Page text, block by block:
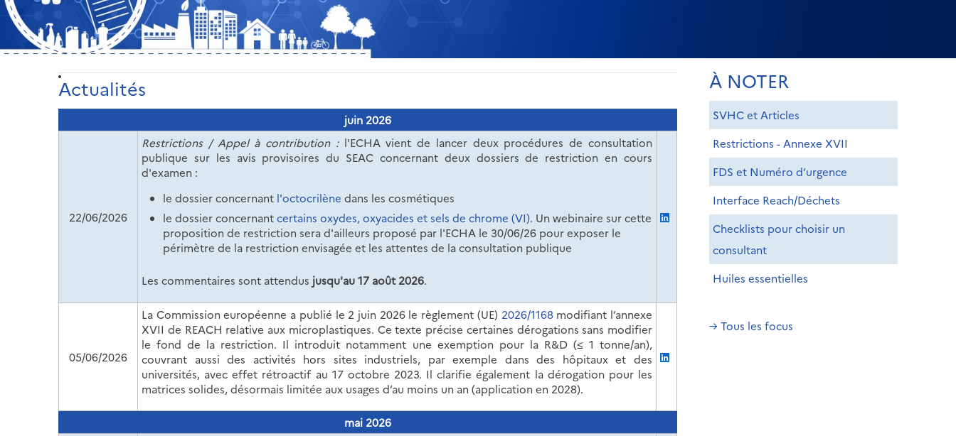
Actualités
juin 2026
22/06/2026
Restrictions / Appel à contribution : l'ECHA vient de lancer deux procédures de consultation
publique sur les avis provisoires du SEAC concernant deux dossiers de restriction en cours
d'examen :
le dossier concernant l'octocrilène dans les cosmétiques
le dossier concernantcertains oxydes, oxyacides et sels de chrome (VI). Un webinaire sur cette
proposition de restriction sera d'ailleurs proposé par l'ECHA le 30/06/26 pour exposer le
périmètre de la restriction envisagée et les attentes de la consultation publique
Les commentaires sont attendus jusqu'au 17 août 2026.
05/06/2026
La Commission européenne a publié le 2 juin 2026 le règlement (UE) 2026/1168modifiant l’annexe
XVII de REACH relative aux microplastiques. Ce texte précise certaines dérogations sans modifier
le fond de la restriction. Il introduit notamment une exemption pour la R&D (≤ 1 tonne/an),
couvrant aussi des activités hors sites industriels, par exemple dans des hôpitaux et des
universités, avec effet rétroactif au 17 octobre 2023. Il clarifie également la dérogation pour les
matrices solides, désormais limitée aux usages d’au moins un an (application en 2028).
mai 2026
À NOTER
SVHC et Articles
Restrictions - Annexe XVII
FDS et Numéro d’urgence
Interface Reach/Déchets
Checklists pour choisir un
consultant
Huiles essentielles
→ Tous les focus